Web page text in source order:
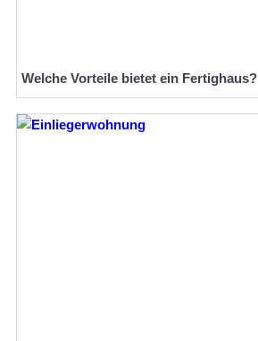
Welche Vorteile bietet ein Fertighaus?